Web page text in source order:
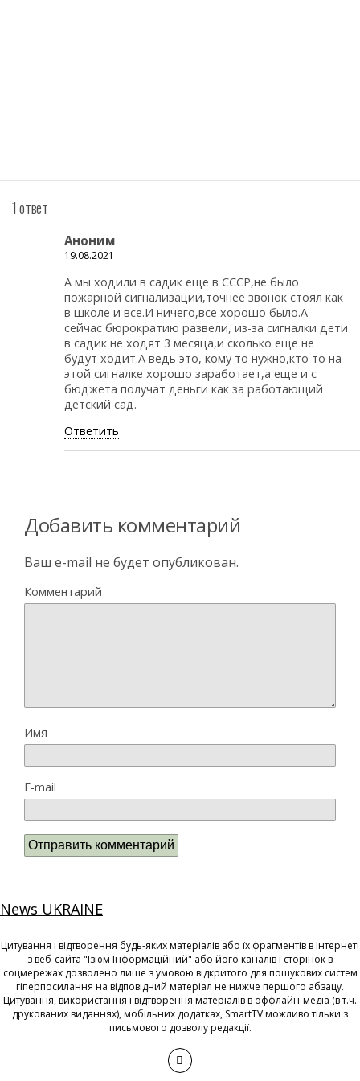
1 ответ
Аноним
19.08.2021
А мы ходили в садик еще в СССР,не было
пожарной сигнализации,точнее звонок стоял как
в школе и все.И ничего,все хорошо было.А
сейчас бюрократию развели, из-за сигналки дети
в садик не ходят 3 месяца,и сколько еще не
будут ходит.А ведь это, кому то нужно,кто то на
этой сигналке хорошо заработает,а еще и с
бюджета получат деньги как за работающий
детский сад.
Ответить
Добавить комментарий
Ваш e-mail не будет опубликован.
Комментарий
Имя
E-mail
News UKRAINE
Цитування і відтворення будь-яких матеріалів або їх фрагментів в Інтернеті
з веб-сайта "Ізюм Інформаційний" або його каналів і сторінок в
соцмережах дозволено лише з умовою відкритого для пошукових систем
гіперпосилання на відповідний матеріал не нижче першого абзацу.
Цитування, використання і відтворення матеріалів в оффлайн-медіа (в т.ч.
друкованих виданнях), мобільних додатках, SmartTV можливо тільки з
письмового дозволу редакції.